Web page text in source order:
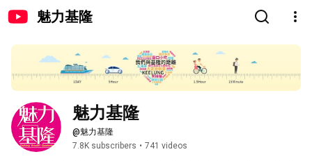
魅力基隆
魅力基隆
@魅力基隆
7.8K subscribers • 741 videos